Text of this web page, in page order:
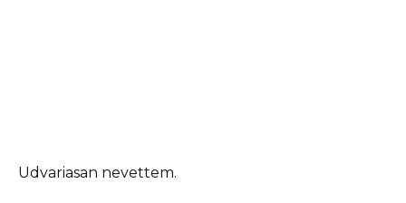
Udvariasan nevettem.